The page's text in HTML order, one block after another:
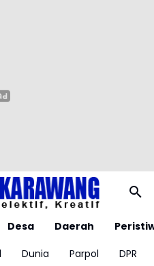
Desa Daerah
Dunia Parpol
DPR